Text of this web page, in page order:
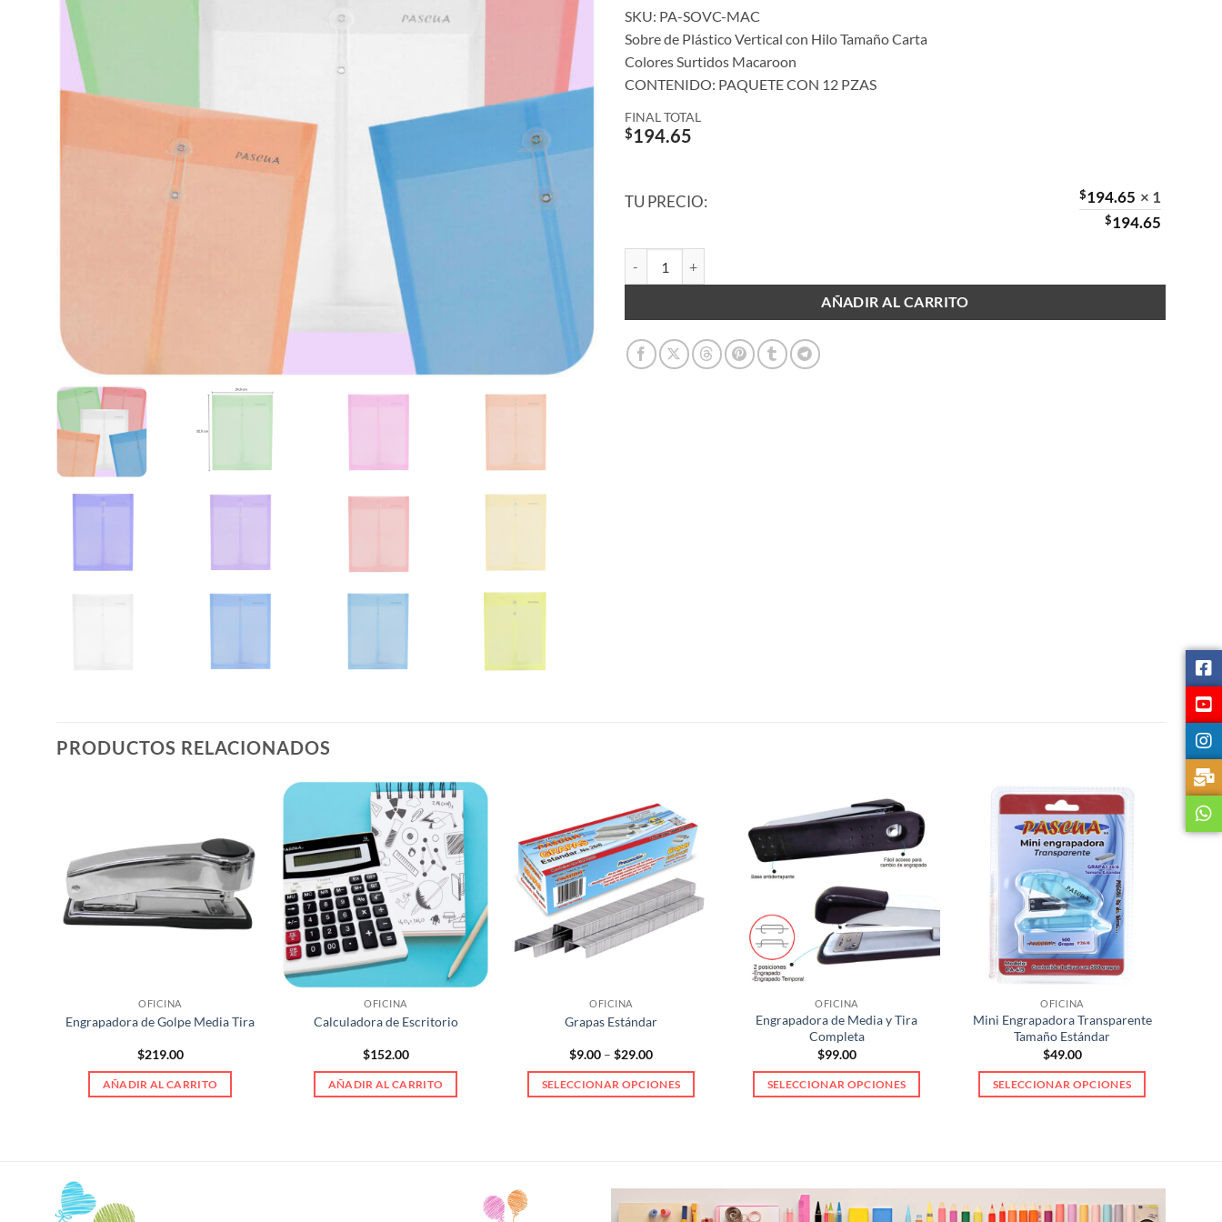
SKU: PA-SOVC-MAC
Sobre de Plástico Vertical con Hilo Tamaño Carta
Colores Surtidos Macaroon
CONTENIDO: PAQUETE CON 12 PZAS
FINAL TOTAL
$194.65
TU PRECIO: $194.65 × 1
$194.65
AÑADIR AL CARRITO
PRODUCTOS RELACIONADOS
OFICINA
Engrapadora de Golpe Media Tira
$219.00
AÑADIR AL CARRITO
OFICINA
Calculadora de Escritorio
$152.00
AÑADIR AL CARRITO
OFICINA
Grapas Estándar
$9.00 – $29.00Price
$9.00
through
SELECCIONAR OPCIONES
variantes.
Las
OFICINA
Engrapadora de Media y Tira
Completa
$99.00
SELECCIONAR OPCIONES
variantes.
Las
OFICINA
Mini Engrapadora Transparente
Tamaño Estándar
$49.00
SELECCIONAR OPCIONES
variantes.